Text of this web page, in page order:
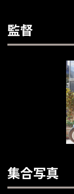
監督
集合写真